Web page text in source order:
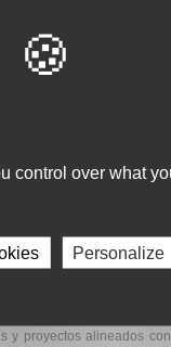
y experiencias
mediante la
una mejora relevante
que permitan evaluar los
de ganancias en
que deriven en mejoras
profesionales de centros y
del paciente, su
elemento de mejora en la
y proyectos alineados con
control over what
Personalize